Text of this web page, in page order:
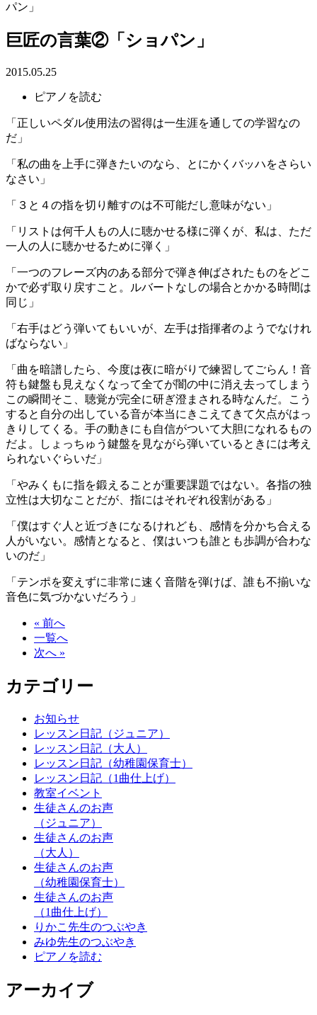
パン」
巨匠の言葉②「ショパン」
2015.05.25
ピアノを読む
「正しいペダル使用法の習得は一生涯を通しての学習なの
だ」
「私の曲を上手に弾きたいのなら、とにかくバッハをさらい
なさい」
「３と４の指を切り離すのは不可能だし意味がない」
「リストは何千人もの人に聴かせる様に弾くが、私は、ただ
一人の人に聴かせるために弾く」
「一つのフレーズ内のある部分で弾き伸ばされたものをどこ
かで必ず取り戻すこと。ルバートなしの場合とかかる時間は
同じ」
「右手はどう弾いてもいいが、左手は指揮者のようでなけれ
ばならない」
「曲を暗譜したら、今度は夜に暗がりで練習してごらん！音
符も鍵盤も見えなくなって全てが闇の中に消え去ってしまう
この瞬間そこ、聴覚が完全に研ぎ澄まされる時なんだ。こう
すると自分の出している音が本当にきこえてきて欠点がはっ
きりしてくる。手の動きにも自信がついて大胆になれるもの
だよ。しょっちゅう鍵盤を見ながら弾いているときには考え
られないぐらいだ」
「やみくもに指を鍛えることが重要課題ではない。各指の独
立性は大切なことだが、指にはそれぞれ役割がある」
「僕はすぐ人と近づきになるけれども、感情を分かち合える
人がいない。感情となると、僕はいつも誰とも歩調が合わな
いのだ」
「テンポを変えずに非常に速く音階を弾けば、誰も不揃いな
音色に気づかないだろう」
« 前へ
一覧へ
次へ »
カテゴリー
お知らせ
レッスン日記（ジュニア）
レッスン日記（大人）
レッスン日記（幼稚園保育士）
レッスン日記（1曲仕上げ）
教室イベント
生徒さんのお声
（ジュニア）
生徒さんのお声
（大人）
生徒さんのお声
（幼稚園保育士）
生徒さんのお声
（1曲仕上げ）
りかこ先生のつぶやき
みゆ先生のつぶやき
ピアノを読む
アーカイブ